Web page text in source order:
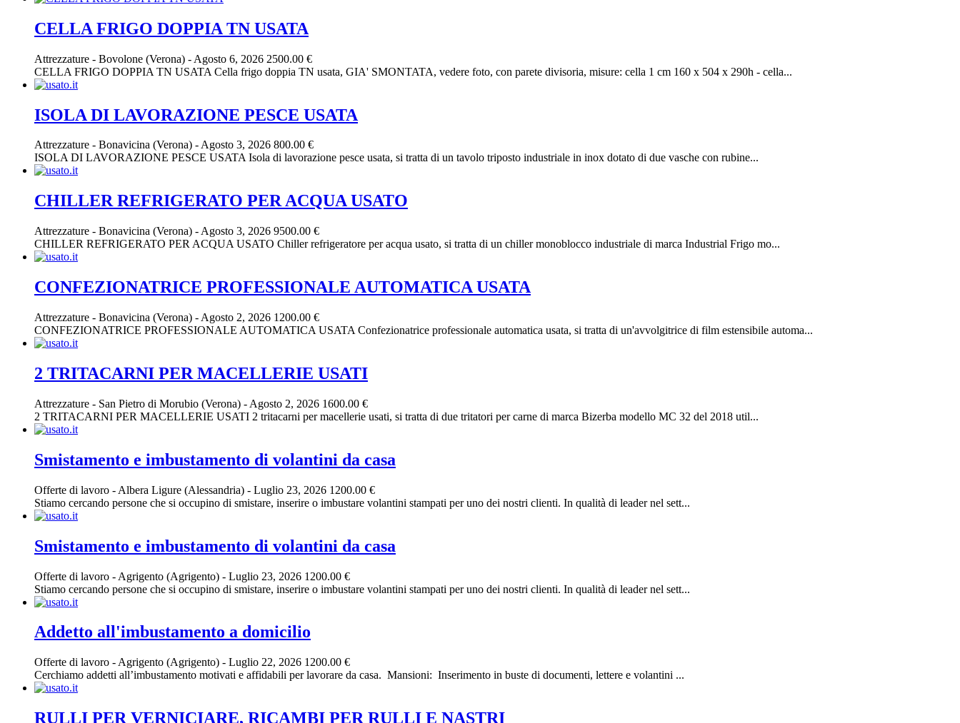
CELLA FRIGO DOPPIA TN USATA
Attrezzature - Bovolone (Verona) - Agosto 6, 2026 2500.00 €
CELLA FRIGO DOPPIA TN USATA Cella frigo doppia TN usata, GIA' SMONTATA, vedere foto, con parete divisoria, misure: cella 1 cm 160 x 504 x 290h - cella...
ISOLA DI LAVORAZIONE PESCE USATA
Attrezzature - Bonavicina (Verona) -Agosto 3, 2026 800.00 €
ISOLA DI LAVORAZIONE PESCE USATA Isola di lavorazione pesce usata, si tratta di un tavolo triposto industriale in inox dotato di due vasche con rubine...
CHILLER REFRIGERATO PER ACQUA USATO
Attrezzature - Bonavicina (Verona) - Agosto 3, 2026 9500.00 €
CHILLER REFRIGERATO PER ACQUA USATO Chiller refrigeratore per acqua usato, si tratta di un chiller monoblocco industriale di marca Industrial Frigo mo...
CONFEZIONATRICE PROFESSIONALE AUTOMATICA USATA
Attrezzature - Bonavicina (Verona) - Agosto 2, 2026 1200.00 €
CONFEZIONATRICE PROFESSIONALE AUTOMATICA USATA Confezionatrice professionale automatica usata, si tratta di un'avvolgitrice di film estensibile automa...
2 TRITACARNI PER MACELLERIE USATI
Attrezzature - San Pietro di Morubio (Verona) - Agosto 2, 2026 1600.00 €
2 TRITACARNI PER MACELLERIE USATI 2 tritacarni per macellerie usati, si tratta di due tritatori per carne di marca Bizerba modello MC 32 del 2018 util...
Smistamento e imbustamento di volantini da casa
Offerte di lavoro - Albera Ligure (Alessandria) - Luglio 23, 2026 1200.00 €
Stiamo cercando persone che si occupino di smistare, inserire o imbustare volantini stampati per uno dei nostri clienti. In qualità di leader nel sett...
Smistamento e imbustamento di volantini da casa
Offerte di lavoro - Agrigento (Agrigento) - Luglio 23, 2026 1200.00 €
Stiamo cercando persone che si occupino di smistare, inserire o imbustare volantini stampati per uno dei nostri clienti. In qualità di leader nel sett...
Addetto all'imbustamento a domicilio
Offerte di lavoro - Agrigento (Agrigento) - Luglio 22, 2026 1200.00 €
Cerchiamo addetti all’imbustamento motivati e affidabili per lavorare da casa. ‎ ‎Mansioni: ‎ ‎Inserimento in buste di documenti, lettere e volantini ...
RULLI PER VERNICIARE, RICAMBI PER RULLI E NASTRI